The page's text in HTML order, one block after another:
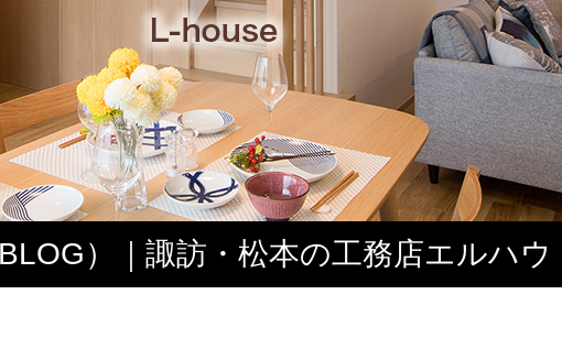
）｜諏訪・松本の工務店エルハウ